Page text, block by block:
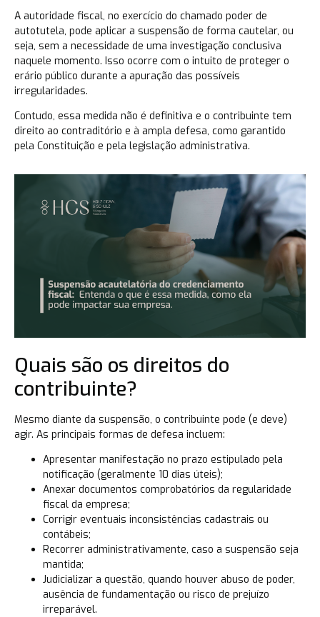
A autoridade fiscal, no exercício do chamado poder de
autotutela, pode aplicar a suspensão de forma cautelar, ou
seja, sem a necessidade de uma investigação conclusiva
naquele momento. Isso ocorre com o intuito de proteger o
erário público durante a apuração das possíveis
irregularidades.
Contudo, essa medida não é definitiva e o contribuinte tem
direito ao contraditório e à ampla defesa, como garantido
pela Constituição e pela legislação administrativa.
Quais são os direitos do
contribuinte?
Mesmo diante da suspensão, o contribuinte pode (e deve)
agir. As principais formas de defesa incluem:
Apresentar manifestação no prazo estipulado pela
notificação (geralmente 10 dias úteis);
Anexar documentos comprobatórios da regularidade
fiscal da empresa;
Corrigir eventuais inconsistências cadastrais ou
contábeis;
Recorrer administrativamente, caso a suspensão seja
mantida;
Judicializar a questão, quando houver abuso de poder,
ausência de fundamentação ou risco de prejuízo
irreparável.